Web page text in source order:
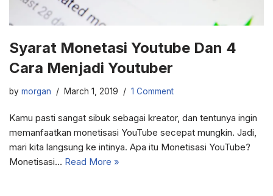
Syarat Monetasi Youtube Dan 4
Cara Menjadi Youtuber
by morgan March 1, 2019 1 Comment
Kamu pasti sangat sibuk sebagai kreator, dan tentunya ingin
memanfaatkan monetisasi YouTube secepat mungkin. Jadi,
mari kita langsung ke intinya. Apa itu Monetisasi YouTube?
Monetisasi… Read More »